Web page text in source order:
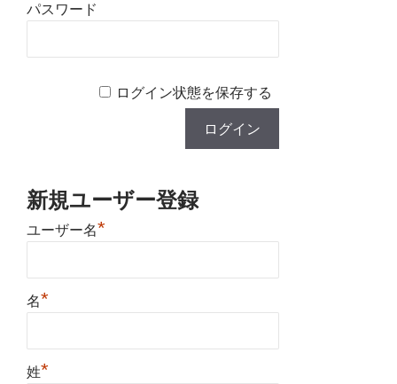
パスワード
ログイン状態を保存する
新規ユーザー登録
ユーザー名*
名*
姓*